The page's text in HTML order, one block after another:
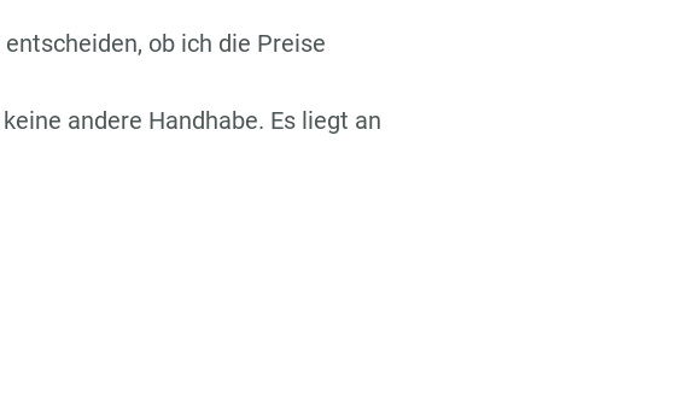
ob ich die Preise
andere Handhabe. Es liegt an